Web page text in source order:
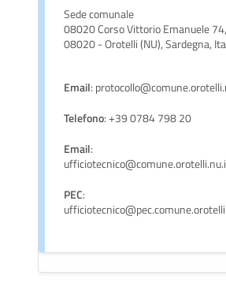
Sede comunale
08020 Corso Vittorio Emanuele 74,
08020 - Orotelli (NU), Sardegna,
Email:
Telefono: +39 0784 798 20
Email:
PEC: